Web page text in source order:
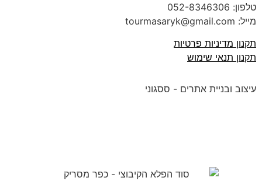
טלפון: 052-8346306
מייל: tourmasaryk@gmail.com
תקנון מדיניות פרטיות
תקנון תנאי שימוש
עיצוב ובניית אתרים - ססגוני